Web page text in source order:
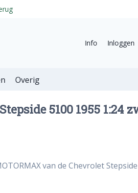
Info Inloggen
Overig
5100 1955 1:24
van de Chevrolet